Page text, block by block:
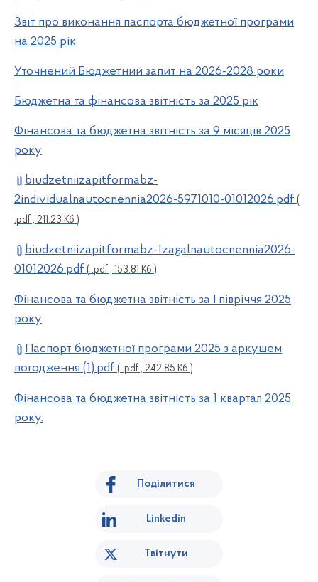
Звіт про виконання паспорта бюджетної програми
на 2025 рік
Уточнений Бюджетний запит на 2026-2028 роки
Бюджетна та фінансова звітність за 2025 рік
Фінансова та бюджетна звітність за 9 місяців 2025
року
biudzetniizapitformabz-
2individualnautocnennia2026-5971010-01012026.pdf (
.pdf , 211.23 Кб )
biudzetniizapitformabz-1zagalnautocnennia2026-
01012026.pdf ( .pdf , 153.81 Кб )
Фінансова та бюджетна звітність за І півріччя 2025
року
Паспорт бюджетної програми 2025 з аркушем
погодження (1).pdf ( .pdf , 242.85 Кб )
Фінансова та бюджетна звітність за 1 квартал 2025
року.
Поділитися
Linkedin
Твітнути